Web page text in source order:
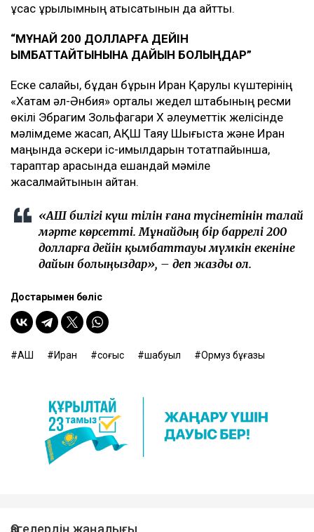
ұқсас құрылымның қатысатынын да айтты.
“МҰНАЙ 200 ДОЛЛАРҒА ДЕЙІН
ҚЫМБАТТАЙТЫНЫНА ДАЙЫН БОЛЫҢДАР”
Еске салайық, бұдан бұрын Иран Қарулы күштерінің
«Хатам әл-Әнбия» орталық жедел штабының ресми
өкілі Эбрагим Зольфагари Х әлеуметтік желісінде
мәлімдеме жасап, АҚШ Таяу Шығыста және Иран
маңында әскери іс-қимылдарын тоқтатпайынша,
тараптар арасында ешқандай мәміле
жасалмайтынын айтқан.
«АҚШ билігі күш тілін ғана түсінетінін талай
мәрте көрсетті. Мұнайдың бір баррелі 200
долларға дейін қымбаттауы мүмкін екеніне
дайын болыңыздар», – деп жазды ол.
Достарыңмен бөліс
АҚШ Иран соғыс шабуыл Ормуз бұғазы